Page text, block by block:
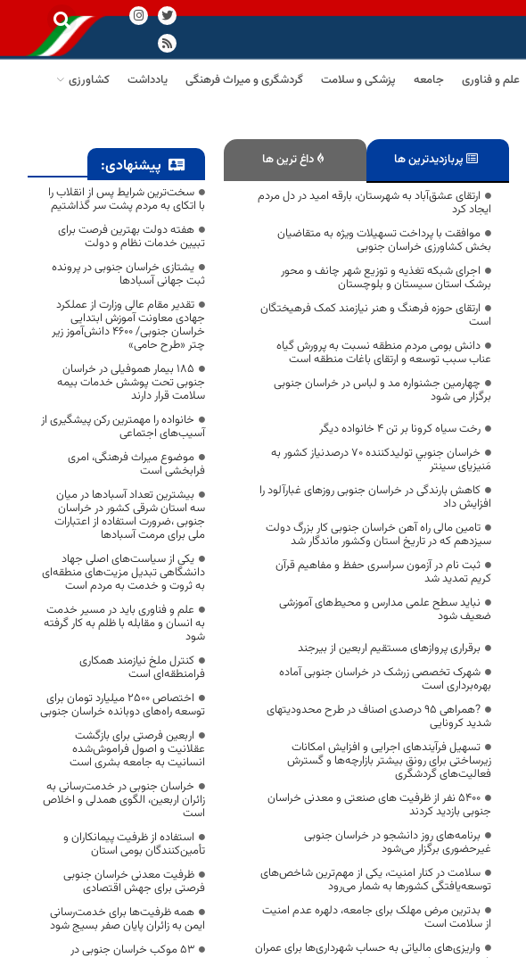
علم و فناوری جامعه پزشکی و سلامت گردشگری و میراث فرهنگی یادداشت
کشاورزی
پربازدیدترین ها داغ ترین ها
ارتقای عشق‌آباد به شهرستان، بارقه امید در دل مردم
ایجاد کرد
موافقت با پرداخت تسهیلات ویژه به متقاضیان
بخش کشاورزی خراسان جنوبی
اجرای شبکه تغذیه و توزیع شهر چانف و محور
برشک استان سیستان و بلوچستان
ارتقای حوزه فرهنگ و هنر نیازمند کمک فرهیختگان
است
دانش بومی مردم منطقه نسبت به پرورش گیاه
عناب سبب توسعه و ارتقای باغات منطقه است
چهارمین جشنواره مد و لباس در خراسان جنوبی
برگزار می شود
رخت سیاه کرونا بر تن ۴ خانواده دیگر
خراسان جنوبي تولیدکننده 70 درصدنیاز کشور به
مَنیزیای سینتر
کاهش بارندگی‌ در خراسان جنوبی روزهای غبارآلود را
افزایش داد
تامین مالی راه آهن خراسان جنوبی کار بزرگ دولت
سیزدهم که در تاریخ استان وکشور ماندگار شد
ثبت نام در آزمون سراسری حفظ و مفاهیم قرآن
کریم تمدید شد
نباید سطح علمی مدارس و محیط‌های آموزشی
ضعیف شود
برقراری پروازهای مستقیم اربعین از بیرجند
شهرک تخصصی زرشک در خراسان جنوبی آماده
بهره‌برداری است
?همراهی 95 درصدی اصناف در طرح محدودیتهای
شدید کرونایی
تسهیل فرآیندهای اجرایی و افزایش امکانات
زیرساختی برای رونق بیشتر بازارچه‌ها و گسترش
فعالیت‌های گردشگری
5400 نفر از ظرفیت های صنعتی و معدنی خراسان
جنوبی بازدید کردند
برنامه‌های روز دانشجو در خراسان جنوبی
غیرحضوری برگزار می‌شود
سلامت در کنار امنیت، یکی از مهم‌ترین شاخص‌های
توسعه‌یافتگی کشورها به شمار می‌رود
بدترین مرض مهلک برای جامعه، دلهره عدم امنیت
از سلامت است
‌واریزی‌های مالیاتی به حساب شهرداری‌ها برای عمران
پیشنهادی:
سخت‌ترین شرایط پس از انقلاب را
با اتکای به مردم پشت سر گذاشتیم
هفته دولت بهترین فرصت برای
تبیین خدمات نظام و دولت
یشتازی خراسان جنوبی در پرونده
ثبت جهانی آسبادها
تقدیر مقام عالی وزارت از عملکرد
جهادی معاونت آموزش ابتدایی
خراسان جنوبی/ ۴۶۰۰ دانش‌آموز زیر
چتر «طرح حامی»
۱۸۵ بیمار هموفیلی در خراسان
جنوبی تحت پوشش خدمات بیمه
سلامت قرار دارند
خانواده را مهمترین رکن پیشگیری از
آسیب‌های اجتماعی
موضوع میراث فرهنگی، امری
فرابخشی است
بیشترین تعداد آسبادها در میان
سه استان شرقی کشور در خراسان
جنوبی ،ضرورت استفاده از اعتبارات
ملی برای مرمت آسبادها
یکی از سیاست‌های اصلی جهاد
دانشگاهی تبدیل مزیت‌های منطقه‌ای
به ثروت و خدمت به مردم است
علم و فناوری باید در مسیر خدمت
به انسان و مقابله با ظلم به کار گرفته
شود
کنترل ملخ نیازمند همکاری
فرامنطقه‌ای است
اختصاص 2500 میلیارد تومان برای
توسعه راه‌های دوبانده خراسان جنوبی
اربعین فرصتی برای بازگشت
عقلانیت و اصول فراموش‌شده
انسانیت به جامعه بشری است
خراسان جنوبی در خدمت‌رسانی به
زائران اربعین، الگوی همدلی و اخلاص
است
استفاده از ظرفیت پیمانکاران و
تأمین‌کنندگان بومی استان
ظرفیت معدنی خراسان جنوبی
فرصتی برای جهش اقتصادی
همه ظرفیت‌ها برای خدمت‌رسانی
ایمن به زائران پایان صفر بسیج شود
53 موکب خراسان جنوبی در